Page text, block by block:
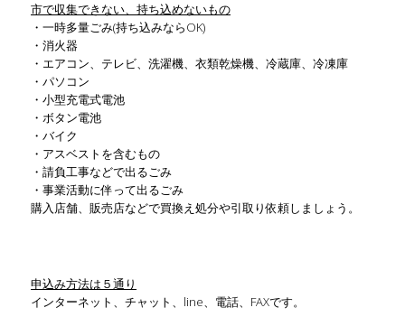
市で収集できない、持ち込めないもの
・一時多量ごみ(持ち込みならOK)
・消火器
・エアコン、テレビ、洗濯機、衣類乾燥機、冷蔵庫、冷凍庫
・パソコン
・小型充電式電池
・ボタン電池
・バイク
・アスベストを含むもの
・請負工事などで出るごみ
・事業活動に伴って出るごみ
購入店舗、販売店などで買換え処分や引取り依頼しましょう。
申込み方法は５通り
インターネット、チャット、line、電話、FAXです。